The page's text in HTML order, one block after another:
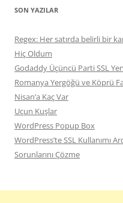
SON YAZILAR
Regex: Her satırda belirli bir
Hiç Oldum
Godaddy Üçüncü Parti SSL
Romanya Yergöğü ve Köprü
Nisan’a Kaç Var
Uçun Kuşlar
WordPress Popup Box
WordPress’te SSL Kullanımı
Sorunlarını Çözme